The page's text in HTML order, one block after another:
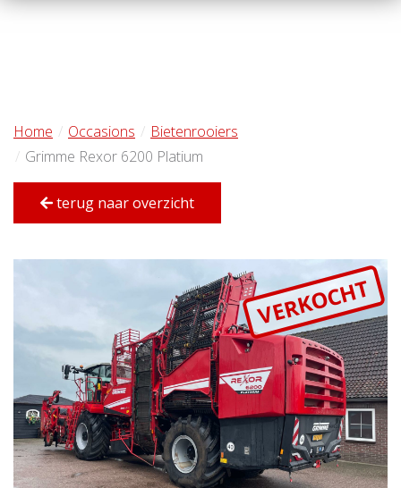
Home Occasions
Bietenrooiers
Grimme Rexor 6200 Platium
terug naar overzicht
VERKOCHT